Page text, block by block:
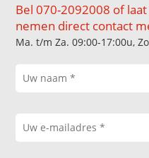
Bel 070-2092008 of
nemen direct contact
Ma. t/m Za. 09:00-17:00u,